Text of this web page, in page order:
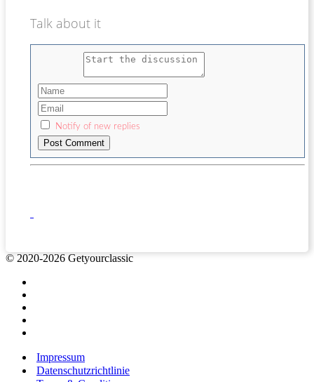
Talk about it
Notify of new replies
© 2020-2026 Getyourclassic
Impressum
Datenschutzrichtlinie